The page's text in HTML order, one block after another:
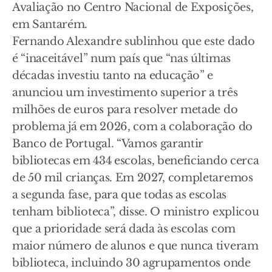
Avaliação no Centro Nacional de Exposições,
em Santarém.
Fernando Alexandre sublinhou que este dado
é “inaceitável” num país que “nas últimas
décadas investiu tanto na educação” e
anunciou um investimento superior a três
milhões de euros para resolver metade do
problema já em 2026, com a colaboração do
Banco de Portugal. “Vamos garantir
bibliotecas em 434 escolas, beneficiando cerca
de 50 mil crianças. Em 2027, completaremos
a segunda fase, para que todas as escolas
tenham biblioteca”, disse. O ministro explicou
que a prioridade será dada às escolas com
maior número de alunos e que nunca tiveram
biblioteca, incluindo 30 agrupamentos onde